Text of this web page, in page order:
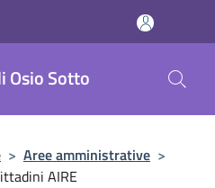
Osio Sotto
> Aree amministrative >
AIRE